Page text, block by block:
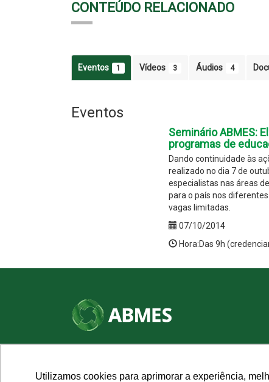
Utilizamos cookies para aprimorar a experiência,
CONTEÚDO RELACIONADO
Eventos 1 Vídeos 3 Áudios 4
Eventos
Seminário ABMES:
programas de
Dando continuidade às
realizado no dia 7 de
especialistas nas áreas
para o país nos
vagas limitadas.
07/10/2014
Hora:Das 9h
CEP: 70.701-060 - Asa Norte, Brasília/DF